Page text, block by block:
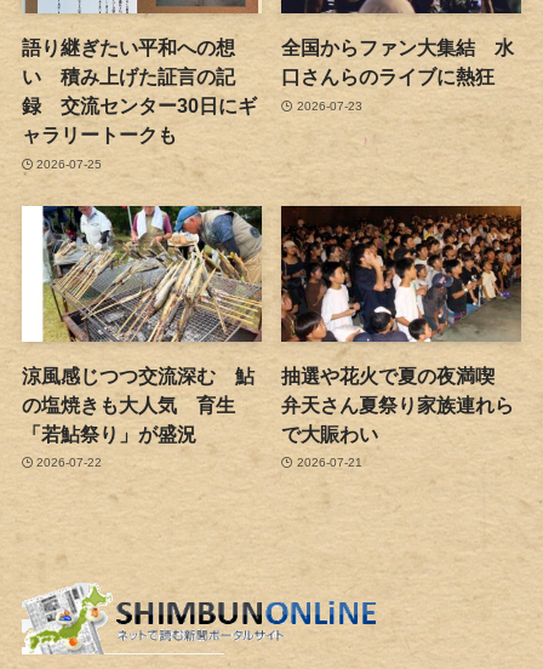
語り継ぎたい平和への想
い 積み上げた証言の記
録 交流センター30日にギ
ャラリートークも
2026-07-25
全国からファン大集結 水
口さんらのライブに熱狂
2026-07-23
涼風感じつつ交流深む 鮎
の塩焼きも大人気 育生
「若鮎祭り」が盛況
2026-07-22
抽選や花火で夏の夜満喫
弁天さん夏祭り家族連れら
で大賑わい
2026-07-21